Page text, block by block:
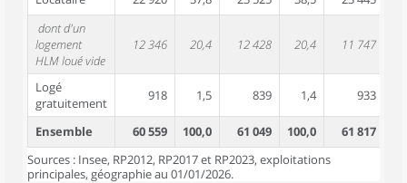
dont d'un
logement
HLM loué vide
12 346 20,4 12 428 20,4 11 747
Logé
gratuitement
918 1,5 839 1,4 933
Ensemble 60 559 100,0 61 049 100,0 61 817
Sources : Insee, RP2012, RP2017 et RP2023, exploitations
principales, géographie au 01/01/2026.